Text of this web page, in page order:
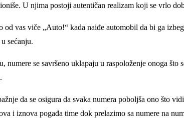
U njima postoji autentičan realizam koji se vrlo
vas viče „Auto!“ kada naiđe automobil da bi ga
sećanju.
se savršeno uklapaju u raspoloženje onoga
da se osigura da svaka numera poboljša ono što
i iznova pogađa time dok prelazimo sa numere na